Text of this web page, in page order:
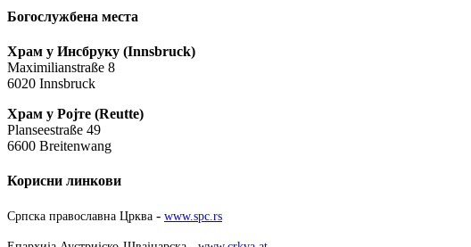
Богослужбена места
Храм у Инсбруку (Innsbruck)
Maximilianstraße 8
6020 Innsbruck
Храм у Ројте (Reutte)
Planseestraße 49
6600 Breitenwang
Корисни линкови
Српска православна Црква - www.spc.rs